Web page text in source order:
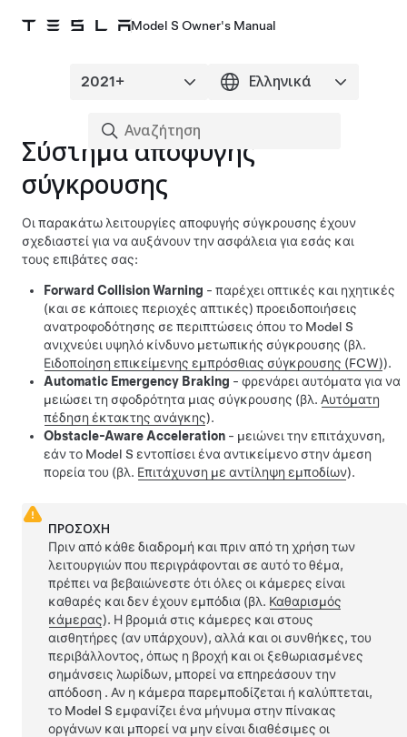
Model S Owner's Manual
Σύστημα αποφυγής
σύγκρουσης
Οι παρακάτω λειτουργίες αποφυγής σύγκρουσης έχουν
σχεδιαστεί για να αυξάνουν την ασφάλεια για εσάς και
τους επιβάτες σας:
Forward Collision Warning - παρέχει οπτικές και ηχητικές
(και σε κάποιες περιοχές απτικές) προειδοποιήσεις
ανατροφοδότησης σε περιπτώσεις όπου το Model S
ανιχνεύει υψηλό κίνδυνο μετωπικής σύγκρουσης (βλ.
Ειδοποίηση επικείμενης εμπρόσθιας σύγκρουσης (FCW)).
Automatic Emergency Braking - φρενάρει αυτόματα για να
μειώσει τη σφοδρότητα μιας σύγκρουσης (βλ. Αυτόματη
πέδηση έκτακτης ανάγκης).
Obstacle-Aware Acceleration - μειώνει την επιτάχυνση,
εάν το Model S εντοπίσει ένα αντικείμενο στην άμεση
πορεία του (βλ. Επιτάχυνση με αντίληψη εμποδίων).
ΠΡΟΣΟΧΗ
Πριν από κάθε διαδρομή και πριν από τη χρήση των
λειτουργιών που περιγράφονται σε αυτό το θέμα,
πρέπει να βεβαιώνεστε ότι όλες οι κάμερες είναι
καθαρές και δεν έχουν εμπόδια (βλ. Καθαρισμός
κάμερας). Η βρομιά στις κάμερες και στους
αισθητήρες (αν υπάρχουν), αλλά και οι συνθήκες, του
περιβάλλοντος, όπως η βροχή και οι ξεθωριασμένες
σημάνσεις λωρίδων, μπορεί να επηρεάσουν την
απόδοση . Αν η κάμερα παρεμποδίζεται ή καλύπτεται,
το Model S εμφανίζει ένα μήνυμα στηνπίνακας
οργάνων και μπορεί να μην είναι διαθέσιμες οι